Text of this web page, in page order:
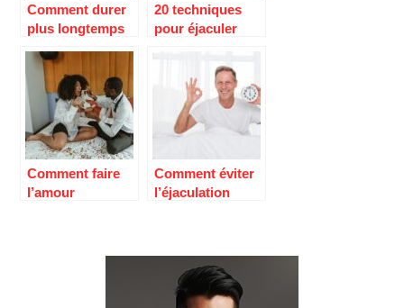
Comment durer
plus longtemps
20 techniques
pour éjaculer
Comment faire
l’amour
Comment éviter
l’éjaculation